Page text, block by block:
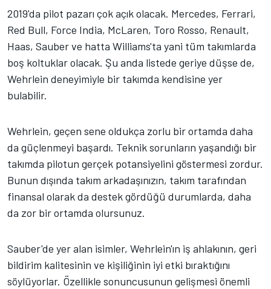
2019'da pilot pazarı çok açık olacak. Mercedes, Ferrari,
Red Bull, Force India, McLaren, Toro Rosso, Renault,
Haas, Sauber ve hatta Williams'ta yani tüm takımlarda
boş koltuklar olacak. Şu anda listede geriye düşse de,
Wehrlein deneyimiyle bir takımda kendisine yer
bulabilir.
Wehrlein, geçen sene oldukça zorlu bir ortamda daha
da güçlenmeyi başardı. Teknik sorunların yaşandığı bir
takımda pilotun gerçek potansiyelini göstermesi zordur.
Bunun dışında takım arkadaşınızın, takım tarafından
finansal olarak da destek gördüğü durumlarda, daha
da zor bir ortamda olursunuz.
Sauber'de yer alan isimler, Wehrlein'ın iş ahlakının, geri
bildirim kalitesinin ve kişiliğinin iyi etki bıraktığını
söylüyorlar. Özellikle sonuncusunun gelişmesi önemli